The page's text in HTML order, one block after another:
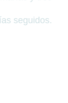
seguidos.